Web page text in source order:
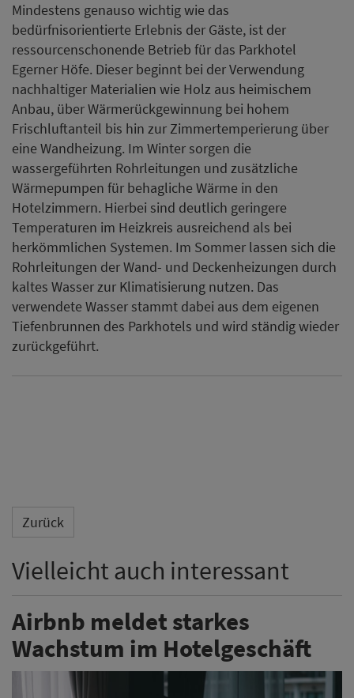
Mindestens genauso wichtig wie das
bedürfnisorientierte Erlebnis der Gäste, ist der
ressourcenschonende Betrieb für das Parkhotel
Egerner Höfe. Dieser beginnt bei der Verwendung
nachhaltiger Materialien wie Holz aus heimischem
Anbau, über Wärmerückgewinnung bei hohem
Frischluftanteil bis hin zur Zimmertemperierung über
eine Wandheizung. Im Winter sorgen die
wassergeführten Rohrleitungen und zusätzliche
Wärmepumpen für behagliche Wärme in den
Hotelzimmern. Hierbei sind deutlich geringere
Temperaturen im Heizkreis ausreichend als bei
herkömmlichen Systemen. Im Sommer lassen sich die
Rohrleitungen der Wand- und Deckenheizungen durch
kaltes Wasser zur Klimatisierung nutzen. Das
verwendete Wasser stammt dabei aus dem eigenen
Tiefenbrunnen des Parkhotels und wird ständig wieder
zurückgeführt.
Zurück
Vielleicht auch interessant
Airbnb meldet starkes
Wachstum im Hotelgeschäft